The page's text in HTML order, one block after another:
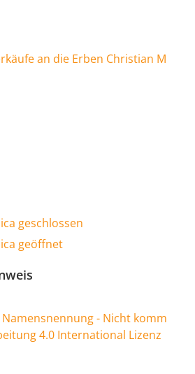
an die Erben Christian M
geschlossen
geöffnet
- Nicht komm
4.0 International Lizenz